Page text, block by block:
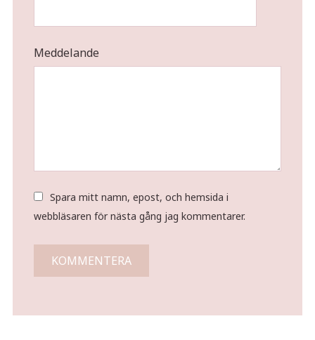
Meddelande
Spara mitt namn, epost, och hemsida i
webbläsaren för nästa gång jag kommentarer.